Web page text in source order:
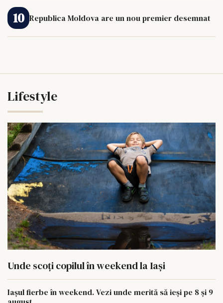
Republica Moldova are un nou premier desemnat
Lifestyle
Unde scoți copilul în weekend la Iași
Iașul fierbe în weekend. Vezi unde merită să ieși pe 8 și 9